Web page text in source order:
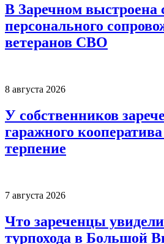
В Заречном выстроена
персонального
ветеранов СВО
8 августа 2026
У собственников
гаражного
терпение
7 августа 2026
Что зареченцы
турпохода в Большой